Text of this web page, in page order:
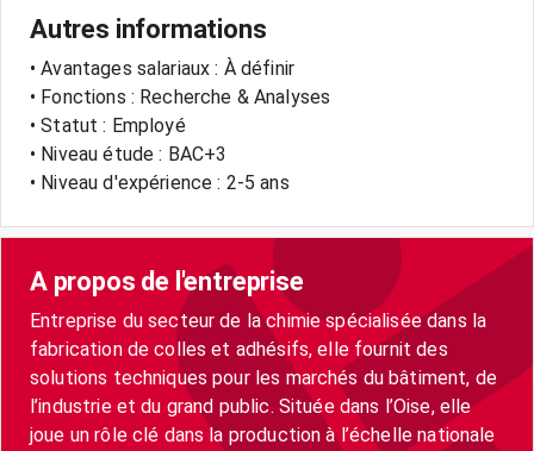
Autres informations
• Avantages salariaux : À définir
• Fonctions : Recherche & Analyses
• Statut : Employé
• Niveau étude : BAC+3
• Niveau d'expérience : 2-5 ans
A propos de l'entreprise
Entreprise du secteur de la chimie spécialisée dans la
fabrication de colles et adhésifs, elle fournit des
solutions techniques pour les marchés du bâtiment, de
l’industrie et du grand public. Située dans l’Oise, elle
joue un rôle clé dans la production à l’échelle nationale